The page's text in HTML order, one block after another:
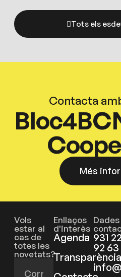
Tots els
Contacta
Més
Vols
estar al
cas de
totes les
novetats?
Enllaços
d'interès
Agenda
Transparència
931 22
92 63